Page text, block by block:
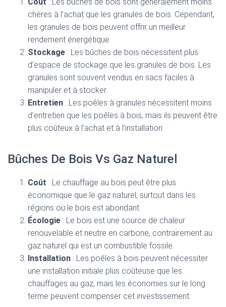
chères à l’achat que les granules de bois. Cependant,
les granules de bois peuvent offrir un meilleur
rendement énergétique.
Stockage : Les bûches de bois nécessitent plus
d’espace de stockage que les granules de bois. Les
granules sont souvent vendus en sacs faciles à
manipuler et à stocker.
Entretien : Les poêles à granules nécessitent moins
d’entretien que les poêles à bois, mais ils peuvent être
plus coûteux à l’achat et à l’installation.
Bûches De Bois Vs Gaz Naturel
Coût : Le chauffage au bois peut être plus
économique que le gaz naturel, surtout dans les
régions où le bois est abondant.
Écologie : Le bois est une source de chaleur
renouvelable et neutre en carbone, contrairement au
gaz naturel qui est un combustible fossile.
Installation : Les poêles à bois peuvent nécessiter
une installation initiale plus coûteuse que les
chauffages au gaz, mais les économies sur le long
terme peuvent compenser cet investissement.